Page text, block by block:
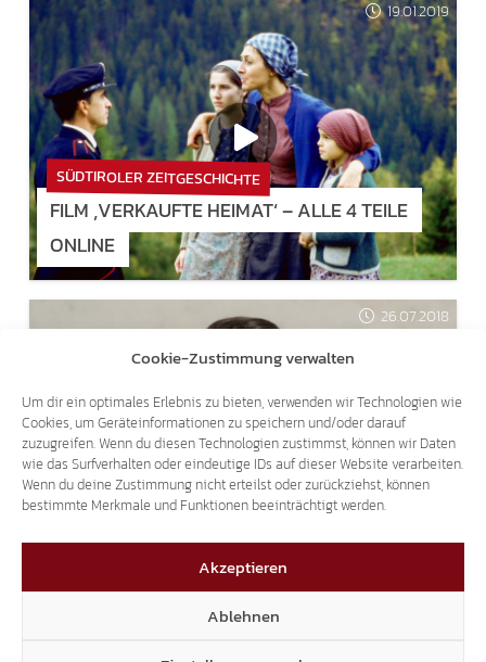
Cookie-Zustimmung verwalten
Um dir ein optimales Erlebnis zu bieten, verwenden wir Technologien wie
Cookies, um Geräteinformationen zu speichern und/oder darauf
zuzugreifen. Wenn du diesen Technologien zustimmst, können wir Daten
wie das Surfverhalten oder eindeutige IDs auf dieser Website verarbeiten.
Wenn du deine Zustimmung nicht erteilst oder zurückziehst, können
bestimmte Merkmale und Funktionen beeinträchtigt werden.
Akzeptieren
Ablehnen
19.01.2019
SÜDTIROLER ZEITGESCHICHTE
FILM ‚VERKAUFTE HEIMAT‘ – ALLE 4 TEILE
ONLINE
26.07.2018
TRANSIT-TERROR
2.000 LKW PRO TAG SIND REINER
UMWEGVERKEHR.